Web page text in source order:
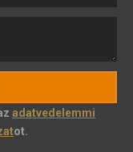
adatvedelemmi
ot.